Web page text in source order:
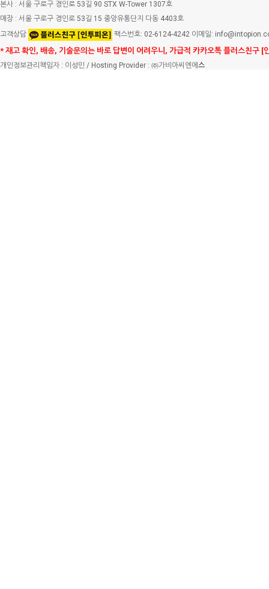
본사 : 서울 구로구 경인로 53길 90 STX W-Tower 1307호
매장 : 서울 구로구 경인로 53길 15 중앙유통단지 다동 4403호
고객상담
팩스번호: 02-6124-4242 이메일:
* 재고 확인, 배송, 기술문의는 바로 답변이 어려우니, 가급적 카카오톡 플러스친구 [
개인정보관리책임자 : 이성민 / Hosting Provider : ㈜가비아씨엔에 스